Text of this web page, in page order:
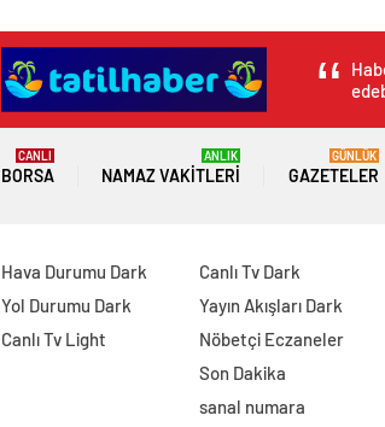
BORSA
CANLI
NAMAZ VAKITLERI
ANLIK
GAZETELER
GÜNLÜK
Hava Durumu Dark
Yol Durumu Dark
Canlı Tv Light
Canlı Tv Dark
Yayın Akışları Dark
Nöbetçi Eczaneler
Son Dakika
sanal numara